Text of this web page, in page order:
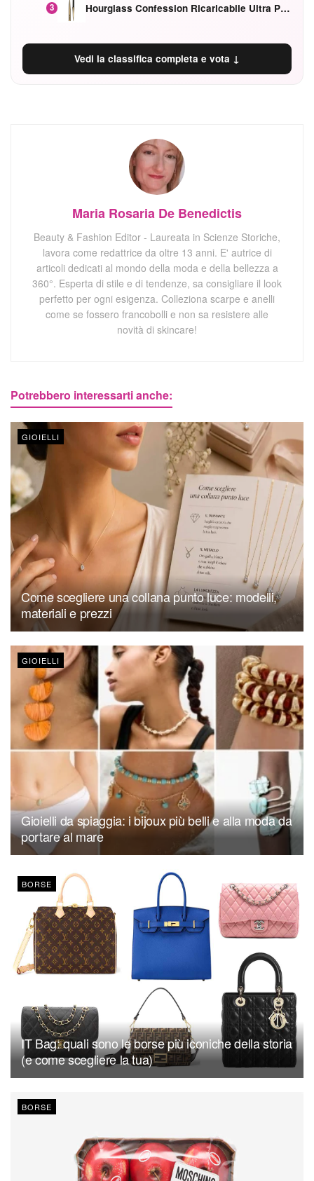
3 Hourglass Confession Ricaricabile Ultra Preciso Ad Alta Intensità Secretly Classic Red
Vedi la classifica completa e vota ↓
Maria Rosaria De Benedictis
Beauty & Fashion Editor - Laureata in Scienze Storiche,
lavora come redattrice da oltre 13 anni. E' autrice di
articoli dedicati al mondo della moda e della bellezza a
360°. Esperta di stile e di tendenze, sa consigliare il look
perfetto per ogni esigenza. Colleziona scarpe e anelli
come se fossero francobolli e non sa resistere alle
novità di skincare!
Potrebbero interessarti anche:
GIOIELLI
Come scegliere una collana punto luce: modelli,
materiali e prezzi
GIOIELLI
Gioielli da spiaggia: i bijoux più belli e alla moda da
portare al mare
BORSE
IT Bag: quali sono le borse più iconiche della storia
(e come scegliere la tua)
BORSE